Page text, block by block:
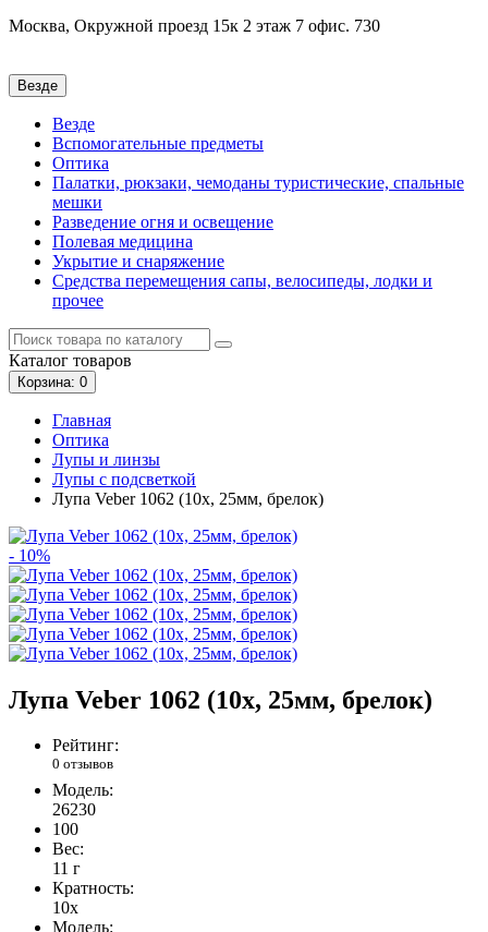
Москва, Окружной проезд 15к 2 этаж 7 офис. 730
Везде
Везде
Вспомогательные предметы
Оптика
Палатки, рюкзаки, чемоданы туристические, спальные
мешки
Разведение огня и освещение
Полевая медицина
Укрытие и снаряжение
Средства перемещения сапы, велосипеды, лодки и
прочее
Каталог товаров
Корзина: 0
Главная
Оптика
Лупы и линзы
Лупы с подсветкой
Лупа Veber 1062 (10х, 25мм, брелок)
- 10%
Лупа Veber 1062 (10х, 25мм, брелок)
Рейтинг:
0 отзывов
Модель:
26230
100
Вес:
11 г
Кратность:
10х
Модель: